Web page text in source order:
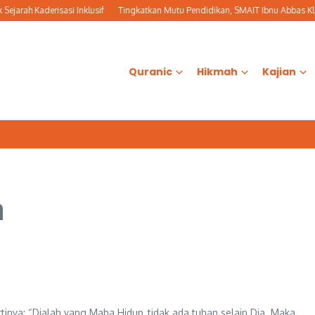
Kaderisasi Inklusif Tingkatkan Mutu Pendidikan, SMAIT Ibnu Abbas
Quranic Hikmah Kajian